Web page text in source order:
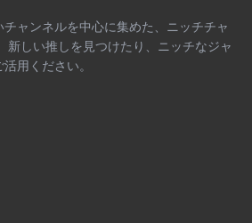
ャンネルを中心に集めた、ニッチチャ
新しい推しを見つけたり、ニッチなジャ
用ください。